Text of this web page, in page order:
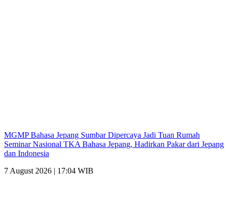
MGMP Bahasa Jepang Sumbar Dipercaya Jadi Tuan Rumah
Seminar Nasional TKA Bahasa Jepang, Hadirkan Pakar dari Jepang
dan Indonesia
7 August 2026 | 17:04 WIB